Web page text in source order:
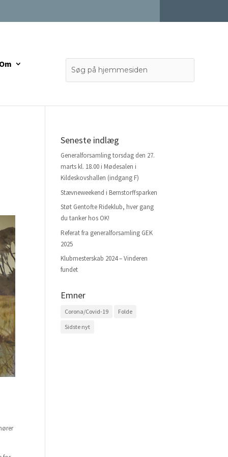
Seneste indlæg
Generalforsamling torsdag den 27.
marts kl. 18.00 i Mødesalen i
Kildeskovshallen (indgang F)
Stævneweekend i Bernstorffsparken
Støt Gentofte Rideklub, hver gang
du tanker hos OK!
Referat fra generalforsamling GEK
2025
Klubmesterskab 2024 – Vinderen
fundet
Emner
Corona/Covid-19
Folde
Sidste nyt